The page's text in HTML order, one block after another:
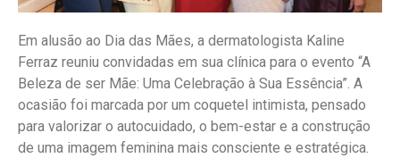
Em alusão ao Dia das Mães, a dermatologista Kaline
Ferraz reuniu convidadas em sua clínica para o evento “A
Beleza de ser Mãe: Uma Celebração à Sua Essência”. A
ocasião foi marcada por um coquetel intimista, pensado
para valorizar o autocuidado, o bem-estar e a construção
de uma imagem feminina mais consciente e estratégica.